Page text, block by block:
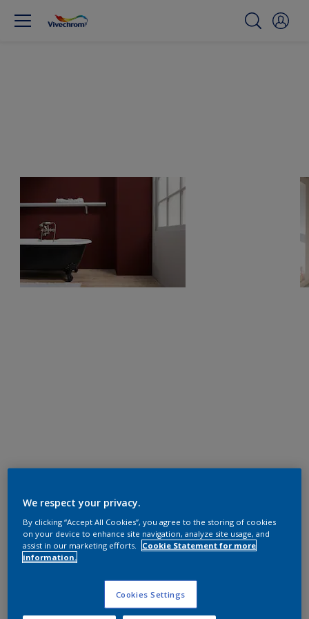
We respect your privacy.
By clicking “Accept All Cookies”, you agree to the storing of cookies
on your device to enhance site navigation, analyze site usage, and
assist in our marketing efforts.
Cookie Statement for more
information.
Cookies Settings